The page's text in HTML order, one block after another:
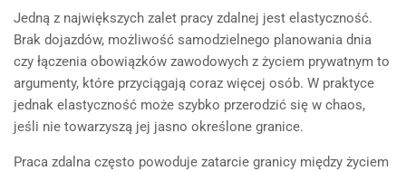
Jedną z największych zalet pracy zdalnej jest elastyczność.
Brak dojazdów, możliwość samodzielnego planowania dnia
czy łączenia obowiązków zawodowych z życiem prywatnym to
argumenty, które przyciągają coraz więcej osób. W praktyce
jednak elastyczność może szybko przerodzić się w chaos,
jeśli nie towarzyszą jej jasno określone granice.
Praca zdalna często powoduje zatarcie granicy między życiem